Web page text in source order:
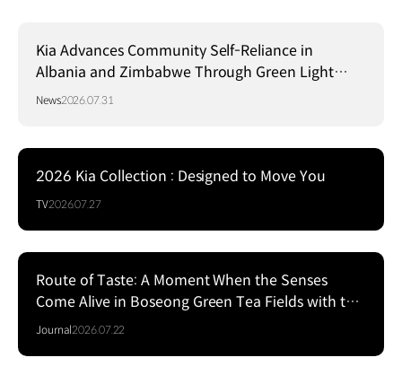
Kia Advances Community Self-Reliance in
Albania and Zimbabwe Through Green Light
Project
News2026.07.31
2026 Kia Collection : Designed to Move You
TV2026.07.27
Route of Taste: A Moment When the Senses
Come Alive in Boseong Green Tea Fields with the
EV5
Journal2026.07.22